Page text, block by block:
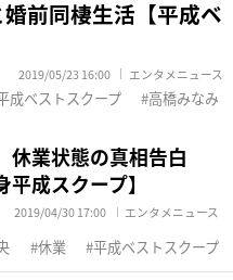
前同棲生活【平成ベ
2019/05/23 16:00 エンタメニュース
成ベストスクープ 高橋みなみ
業状態の真相告白
平成スクープ】
2019/04/30 17:00 エンタメニュース
休業 平成ベストスクープ